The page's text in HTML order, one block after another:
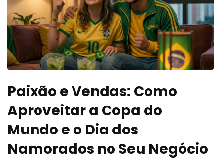
Paixão e Vendas: Como
Aproveitar a Copa do
Mundo e o Dia dos
Namorados no Seu Negócio